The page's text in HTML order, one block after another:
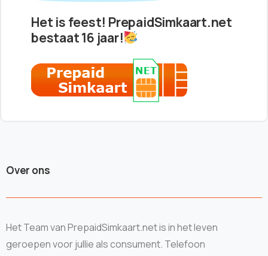
Het is feest! PrepaidSimkaart.net
bestaat 16 jaar!
Over ons
Het Team van PrepaidSimkaart.net is in het leven
geroepen voor jullie als consument. Telefoon